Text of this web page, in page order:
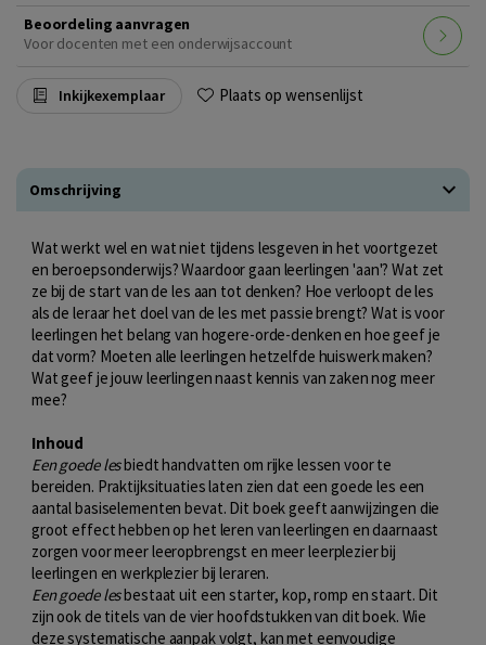
Beoordeling aanvragen
Voor docenten met een onderwijsaccount
Inkijkexemplaar Plaats op wensenlijst
Omschrijving
Wat werkt wel en wat niet tijdens lesgeven in het voortgezet
en beroepsonderwijs? Waardoor gaan leerlingen 'aan'? Wat zet
ze bij de start van de les aan tot denken? Hoe verloopt de les
als de leraar het doel van de les met passie brengt? Wat is voor
leerlingen het belang van hogere-orde-denken en hoe geef je
dat vorm? Moeten alle leerlingen hetzelfde huiswerk maken?
Wat geef je jouw leerlingen naast kennis van zaken nog meer
mee?
Inhoud
Een goede lesbiedt handvatten om rijke lessen voor te
bereiden. Praktijksituaties laten zien dat een goede les een
aantal basiselementen bevat. Dit boek geeft aanwijzingen die
groot effect hebben op het leren van leerlingen en daarnaast
zorgen voor meer leeropbrengst en meer leerplezier bij
leerlingen en werkplezier bij leraren.
Een goede lesbestaat uit een starter, kop, romp en staart. Dit
zijn ook de titels van de vier hoofdstukken van dit boek. Wie
deze systematische aanpak volgt, kan met eenvoudige